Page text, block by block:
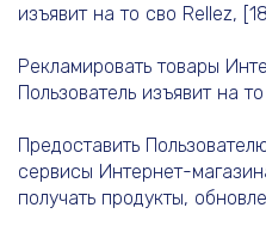
изъявит на то сво Rellez,
Рекламировать товары
Пользователь изъявит на
Предоставить
сервисы Интернет-
получать продукты,